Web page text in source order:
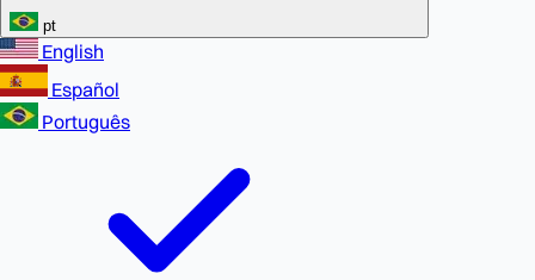
pt
English
Español
Português